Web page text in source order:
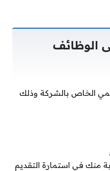
الوظائف
الخاص بالشركة وذلك
منك في استمارة التقديم